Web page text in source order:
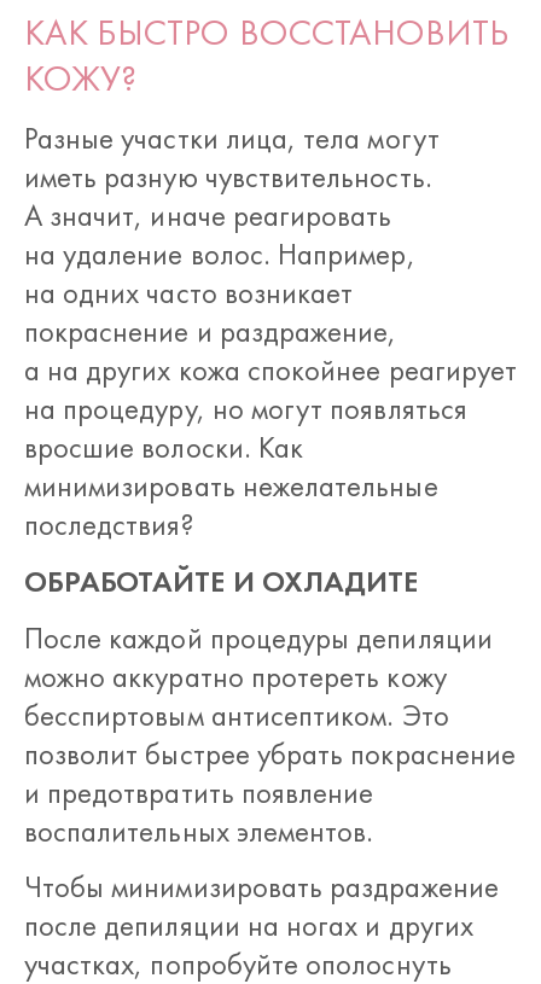
КАК БЫСТРО ВОССТАНОВИТЬ
КОЖУ?
Разные участки лица, тела могут
иметь разную чувствительность.
А значит, иначе реагировать
на удаление волос. Например,
на одних часто возникает
покраснение и раздражение,
а на других кожа спокойнее реагирует
на процедуру, но могут появляться
вросшие волоски. Как
минимизировать нежелательные
последствия?
ОБРАБОТАЙТЕ И ОХЛАДИТЕ
После каждой процедуры депиляции
можно аккуратно протереть кожу
бесспиртовым антисептиком. Это
позволит быстрее убрать покраснение
и предотвратить появление
воспалительных элементов.
Чтобы минимизировать раздражение
после депиляции на ногах и других
участках, попробуйте ополоснуть